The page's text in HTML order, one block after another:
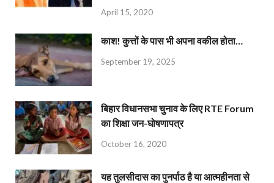
April 15, 2020
काश! कुत्तों के पास भी अपना वकील होता…
September 19, 2025
बिहार विधानसभा चुनाव के लिए RTE Forum
का शिक्षा जन-घोषणापत्र
October 16, 2020
यह तुलसीदास का पुनर्पाठ है या आत्महीनता से